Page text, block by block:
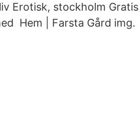
Erotisk, stockholm Gratis
Hem | Farsta Gård img.